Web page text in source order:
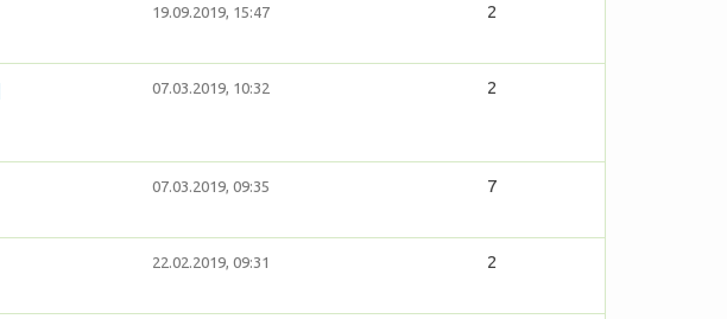
19.09.2019, 15:47 2
07.03.2019, 10:32 2
07.03.2019, 09:35 7
22.02.2019, 09:31 2